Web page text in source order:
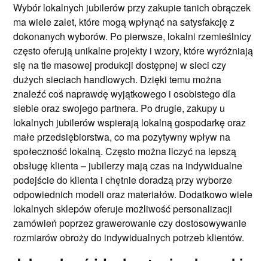
Wybór lokalnych jubilerów przy zakupie tanich obrączek
ma wiele zalet, które mogą wpłynąć na satysfakcję z
dokonanych wyborów. Po pierwsze, lokalni rzemieślnicy
często oferują unikalne projekty i wzory, które wyróżniają
się na tle masowej produkcji dostępnej w sieci czy
dużych sieciach handlowych. Dzięki temu można
znaleźć coś naprawdę wyjątkowego i osobistego dla
siebie oraz swojego partnera. Po drugie, zakupy u
lokalnych jubilerów wspierają lokalną gospodarkę oraz
małe przedsiębiorstwa, co ma pozytywny wpływ na
społeczność lokalną. Często można liczyć na lepszą
obsługę klienta – jubilerzy mają czas na indywidualne
podejście do klienta i chętnie doradzą przy wyborze
odpowiednich modeli oraz materiałów. Dodatkowo wiele
lokalnych sklepów oferuje możliwość personalizacji
zamówień poprzez grawerowanie czy dostosowywanie
rozmiarów obroży do indywidualnych potrzeb klientów.